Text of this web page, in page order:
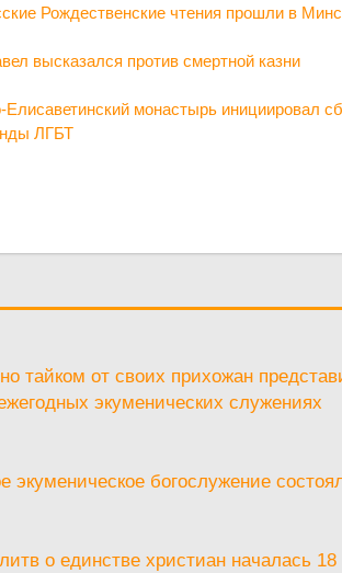
Рождественские чтения прошли в
высказался против смертной казни
монастырь инициировал
ЛГБТ
тайком от своих прихожан
экуменических служениях
экуменическое богослужение
о единстве христиан началась 18